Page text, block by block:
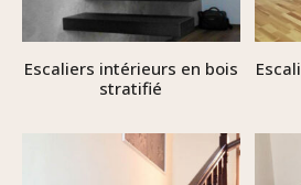
Escaliers intérieurs en bois
stratifié